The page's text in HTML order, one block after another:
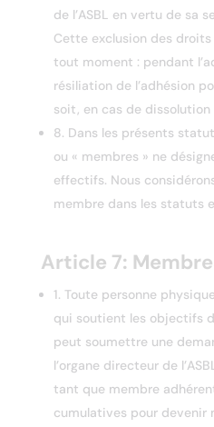
de l’ASBL en vertu de sa
Cette exclusion des droits
tout moment : pendant
résiliation de l’adhésion
soit, en cas de dissolution
8. Dans les présents
ou « membres » ne
effectifs. Nous
membre dans les statuts
Article 7:
1. Toute personne
qui soutient les objectifs
peut soumettre une
l’organe directeur de
tant que membre
cumulatives pour devenir